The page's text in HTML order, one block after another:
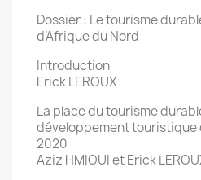
Dossier : Le tourisme
d’Afrique du Nord
Introduction
Erick LEROUX
La place du tourisme
développement touristique
2020
Aziz HMIOUI et Erick